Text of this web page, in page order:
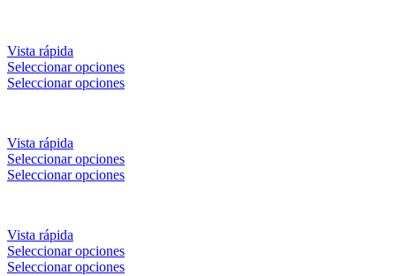
Vista rápida
Seleccionar opciones
Seleccionar opciones
Vista rápida
Seleccionar opciones
Seleccionar opciones
Vista rápida
Seleccionar opciones
Seleccionar opciones